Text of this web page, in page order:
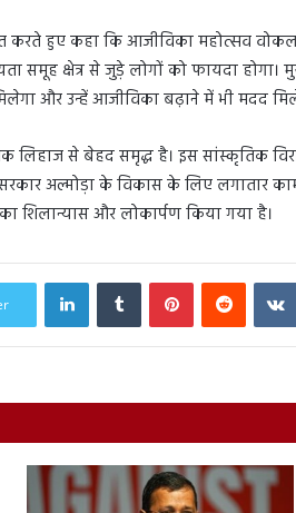
करते हुए कहा कि आजीविका महोत्सव
समूह क्षेत्र से जुड़े लोगों को फायदा
और उन्हें आजीविका बढ़ाने में भी मदद
लिहाज से बेहद समृद्ध है। इस सांस्कृतिक
अल्मोड़ा के विकास के लिए लगातार
शिलान्यास और लोकार्पण किया गया है।
LinkedInTumblr PinterestReddit